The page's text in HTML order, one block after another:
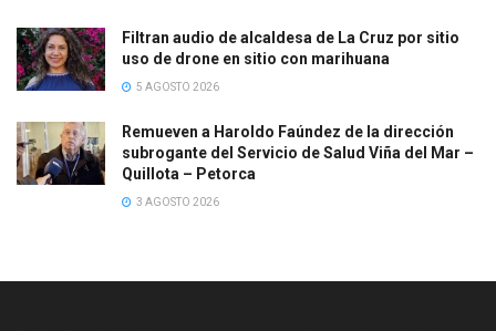
Filtran audio de alcaldesa de La Cruz por sitio
uso de drone en sitio con marihuana
5 AGOSTO 2026
Remueven a Haroldo Faúndez de la dirección
subrogante del Servicio de Salud Viña del Mar –
Quillota – Petorca
3 AGOSTO 2026